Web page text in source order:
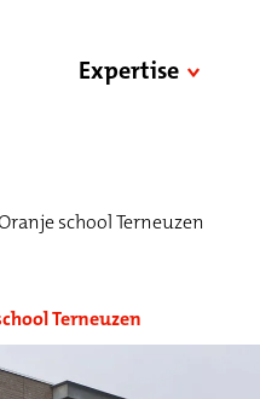
Expertise
school Terneuzen
Terneuzen